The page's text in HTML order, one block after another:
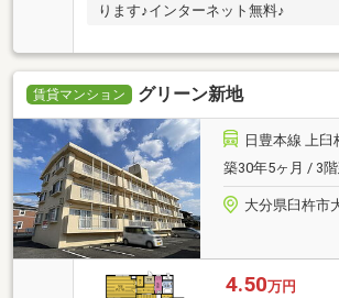
ります♪インターネット無料♪
賃貸マンション グリーン新地
日豊本線 上臼
築30年5ヶ月 / 3
大分県臼杵市
4.50万円